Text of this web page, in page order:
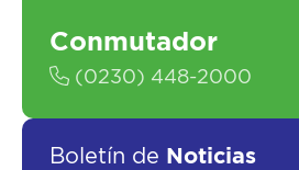
Conmutador
(0230) 448-2000
Boletín de Noticias